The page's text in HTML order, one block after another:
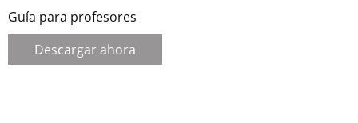
Guía para profesores
Descargar ahora